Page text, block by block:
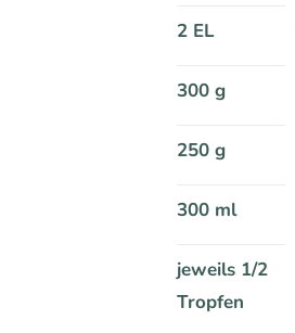
2 EL
300 g
250 g
300 ml
jeweils 1/2
Tropfen